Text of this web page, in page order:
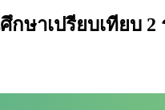
ษาเปรียบเทียบ 2